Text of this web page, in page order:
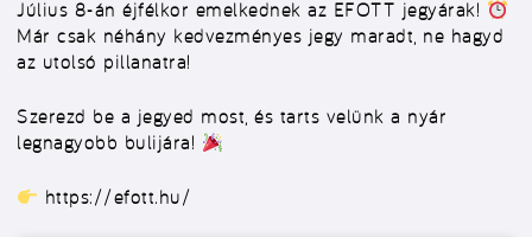
Július 8-án éjfélkor emelkednek az EFOTT jegyárak!
Már csak néhány kedvezményes jegy maradt, ne hagyd
az utolsó pillanatra!
Szerezd be a jegyed most, és tarts velünk a nyár
legnagyobb bulijára!
https://efott.hu/